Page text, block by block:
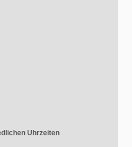
Uhrzeiten